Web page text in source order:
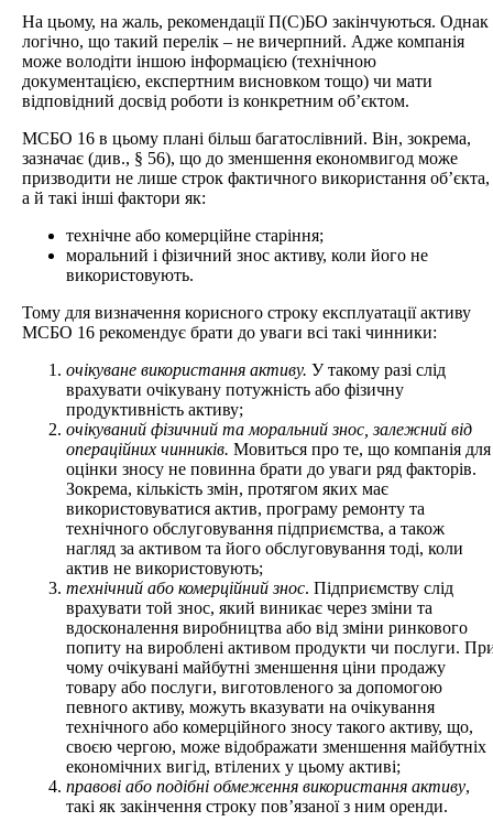
На цьому, на жаль, рекомендації П(С)БО закінчуються. Однак
логічно, що такий перелік – не вичерпний. Адже компанія
може володіти іншою інформацією (технічною
документацією, експертним висновком тощо) чи мати
відповідний досвід роботи із конкретним об’єктом.
МСБО 16 в цьому плані більш багатослівний. Він, зокрема,
зазначає (див., § 56), що до зменшення економвигод може
призводити не лише строк фактичного використання об’єкта,
а й такі інші фактори як:
технічне або комерційне старіння;
моральний і фізичний знос активу, коли його не
використовують.
Тому для визначення корисного строку експлуатації активу
МСБО 16 рекомендує брати до уваги всі такі чинники:
очікуване використання активу. У такому разі слід
врахувати очікувану потужність або фізичну
продуктивність активу;
очікуваний фізичний та моральний знос, залежний від
операційних чинників. Мовиться про те, що компанія для
оцінки зносу не повинна брати до уваги ряд факторів.
Зокрема, кількість змін, протягом яких має
використовуватися актив, програму ремонту та
технічного обслуговування підприємства, а також
нагляд за активом та його обслуговування тоді, коли
актив не використовують;
технічний або комерційний знос. Підприємству слід
врахувати той знос, який виникає через зміни та
вдосконалення виробництва або від зміни ринкового
попиту на вироблені активом продукти чи послуги.
чому очікувані майбутні зменшення ціни продажу
товару або послуги, виготовленого за допомогою
певного активу, можуть вказувати на очікування
технічного або комерційного зносу такого активу, що,
своєю чергою, може відображати зменшення майбутніх
економічних вигід, втілених у цьому активі;
правові або подібні обмеження використання активу,
такі як закінчення строку пов’язаної з ним оренди.